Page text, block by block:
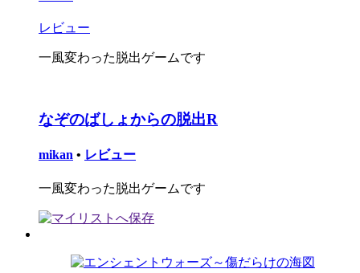
レビュー
一風変わった脱出ゲームです
なぞのばしょからの脱出R
mikan • レビュー
一風変わった脱出ゲームです